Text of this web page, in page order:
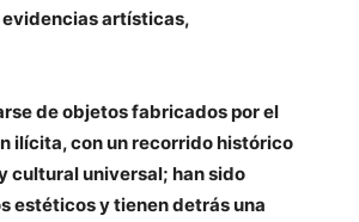
evidencias artísticas,
de objetos fabricados por el
ilícita, con un recorrido histórico
cultural universal; han sido
estéticos y tienen detrás una